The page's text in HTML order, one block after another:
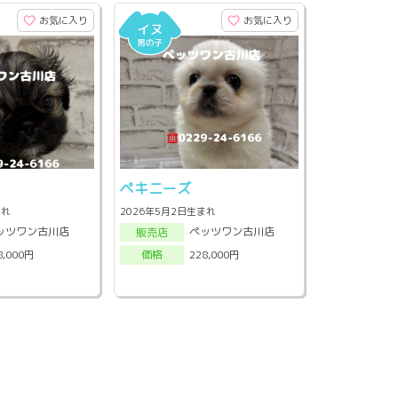
お気に入り
ツワン古川店
円
お気に入り
ペキニーズ
2026年5月2日生まれ
販売店
ペッツワン古川店
価格
228,000円